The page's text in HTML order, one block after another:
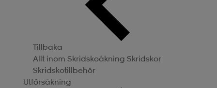
Tillbaka
Allt inom Skridskoåkning Skridskor
Skridskotillbehör
Utförsåkning